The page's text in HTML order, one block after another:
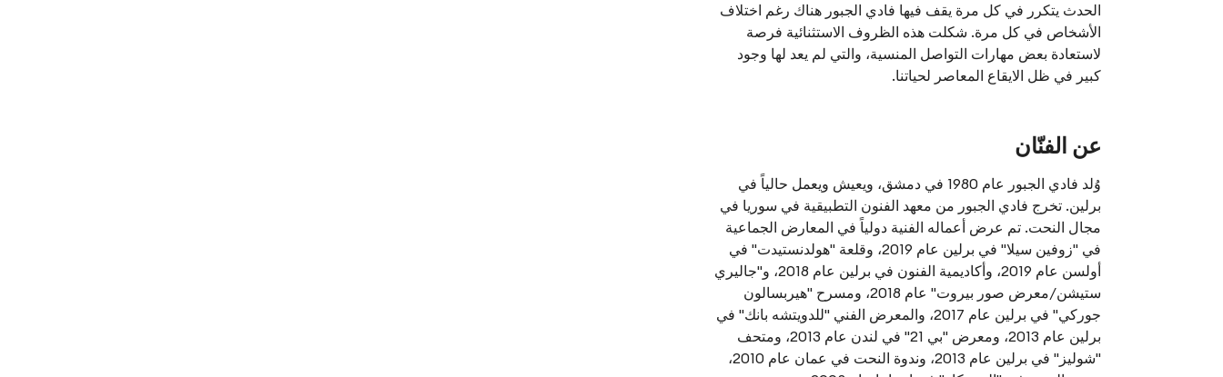
الحدث يتكرر في كل مرة يقف فيها فادي الجبور هناك رغم اختلاف
الأشخاص في كل مرة. شكلت هذه الظروف الاستثنائية فرصة
لاستعادة بعض مهارات التواصل المنسية، والتي لم يعد لها وجود
كبير في ظل الايقاع المعاصر لحياتنا.
عن الفنّان
وُلد فادي الجبور عام 1980 في دمشق، ويعيش ويعمل حالياً في
برلين. تخرج فادي الجبور من معهد الفنون التطبيقية في سوريا في
مجال النحت. تم عرض أعماله الفنية دولياً في المعارض الجماعية
في "زوفين سيلا" في برلين عام 2019، وقلعة "هولدنستيدت" في
أولسن عام 2019، وأكاديمية الفنون في برلين عام 2018، و"جاليري
ستيشن/معرض صور بيروت" عام 2018، ومسرح "هيربسالون
جوركي" في برلين عام 2017، والمعرض الفني "للدويتشه بانك" في
برلين عام 2013، ومعرض "بي 21" في لندن عام 2013، ومتحف
"شوليز" في برلين عام 2013، وندوة النحت في عمان عام 2010،